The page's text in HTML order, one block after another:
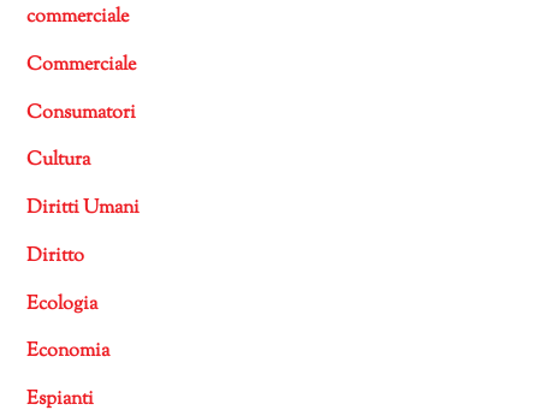
commerciale
Commerciale
Consumatori
Cultura
Diritti Umani
Diritto
Ecologia
Economia
Espianti